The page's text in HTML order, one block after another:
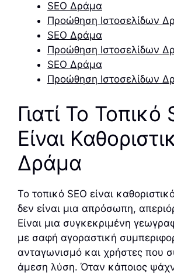
SEO Δράμα
Προώθηση Ιστοσελίδων
SEO Δράμα
Προώθηση Ιστοσελίδων
SEO Δράμα
Προώθηση Ιστοσελίδων
Γιατί Το Τοπικό
Είναι
Δράμα
Το τοπικό SEO είναι
δεν είναι μια απρόσωπη,
Είναι μια συγκεκριμένη
με σαφή αγοραστική
ανταγωνισμό και χρήστες που
άμεση λύση. Όταν κάποιος